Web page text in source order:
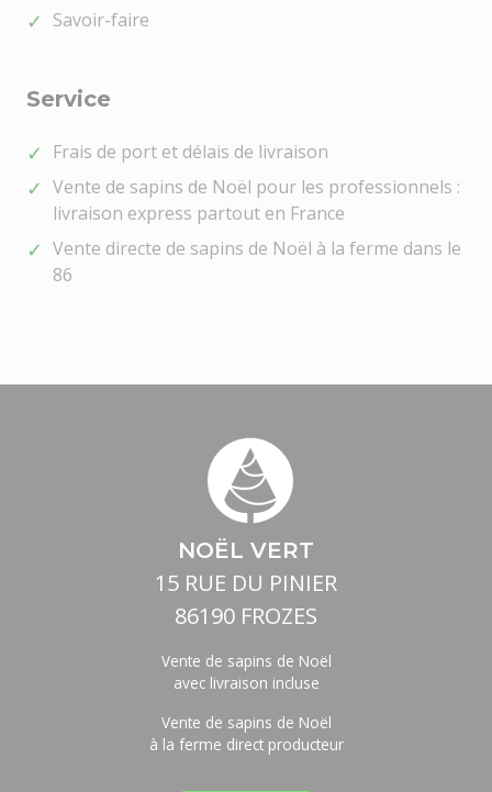
Savoir-faire
Service
Frais de port et délais de livraison
Vente de sapins de Noël pour les professionnels :
livraison express partout en France
Vente directe de sapins de Noël à la ferme dans le
86
NOËL VERT
15 RUE DU PINIER
86190 FROZES
Vente de sapins de Noël
avec livraison incluse
Vente de sapins de Noël
à la ferme direct producteur